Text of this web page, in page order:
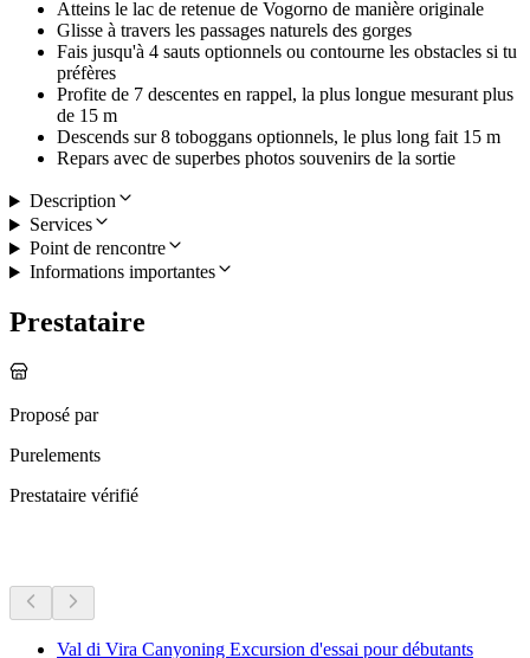
Atteins le lac de retenue de Vogorno de manière originale
Glisse à travers les passages naturels des gorges
Fais jusqu'à 4 sauts optionnels ou contourne les obstacles si tu
préfères
Profite de 7 descentes en rappel, la plus longue mesurant plus
de 15 m
Descends sur 8 toboggans optionnels, le plus long fait 15 m
Repars avec de superbes photos souvenirs de la sortie
Description
Services
Point de rencontre
Informations importantes
Prestataire
Proposé par
Purelements
Prestataire vérifié
Val di Vira Canyoning Excursion d'essai pour débutants